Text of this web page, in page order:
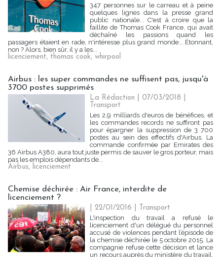
347 personnes sur le carreau et à peine
quelques lignes dans la presse grand
public nationale... C'est à croire que la
faillite de Thomas Cook France, qui avait
déchaîné les passions quand les
passagers étaient en rade, n'intéresse plus grand monde... Étonnant,
non ? Alors, bien sûr, il y a les...
licenciement, thomas cook, whirpool
Airbus : les super commandes ne suffisent pas, jusqu'à
3700 postes supprimés
La Rédaction | 07/03/2018
Transport
Les 2,9 milliards d'euros de bénéfices, et
les commandes records ne suffiront pas
pour épargner la suppression de 3 700
postes au sein des effectifs d'Airbus. La
commande confirmée par Emirates des
36 Airbus A380, aura tout juste permis de sauver le gros porteur, mais
pas les emplois dépendants de...
Airbus, licenciement
Chemise déchirée : Air France, interdite de
licenciement ?
| 22/01/2016
Transport
L'inspection du travail a refusé le
licenciement d'un délégué du personnel
accusé de violences pendant l’épisode de
la chemise déchirée le 5 octobre 2015. La
compagnie refuse cette décision et lance
un recours auprès du ministère du travail.